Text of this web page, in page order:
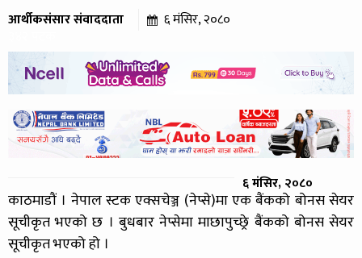
आर्थीकसंसार संवाददाता ६ मंसिर, २०८०
६ मंसिर, २०८०
काठमाडौं । नेपाल स्टक एक्सचेञ्ज (नेप्से)मा एक बैंकको बोनस सेयर
सूचीकृत भएको छ । बुधबार नेप्सेमा माछापुच्छ्रे बैंकको बोनस सेयर
सूचीकृत भएको हो ।